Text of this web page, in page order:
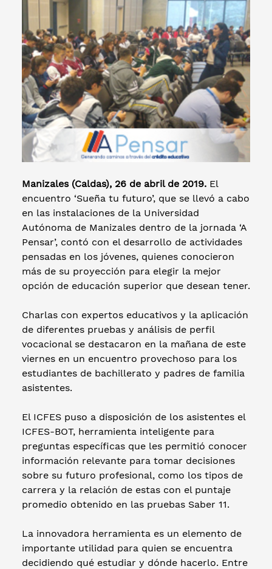
Manizales (Caldas), 26 de abril de 2019. El
encuentro ‘Sueña tu futuro’, que se llevó a cabo
en las instalaciones de la Universidad
Autónoma de Manizales dentro de la jornada ‘A
Pensar’, contó con el desarrollo de actividades
pensadas en los jóvenes, quienes conocieron
más de su proyección para elegir la mejor
opción de educación superior que desean tener.
Charlas con expertos educativos y la aplicación
de diferentes pruebas y análisis de perfil
vocacional se destacaron en la mañana de este
viernes en un encuentro provechoso para los
estudiantes de bachillerato y padres de familia
asistentes.
El ICFES puso a disposición de los asistentes el
ICFES-BOT, herramienta inteligente para
preguntas específicas que les permitió conocer
información relevante para tomar decisiones
sobre su futuro profesional, como los tipos de
carrera y la relación de estas con el puntaje
promedio obtenido en las pruebas Saber 11.
La innovadora herramienta es un elemento de
importante utilidad para quien se encuentra
decidiendo qué estudiar y dónde hacerlo. Entre